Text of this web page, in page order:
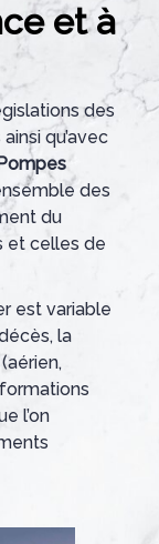
et à
des
qu’avec
des
du
et celles de
est variable
la
l’on